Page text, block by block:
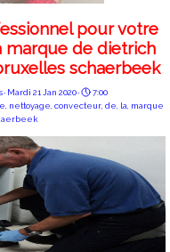
pour votre
marque de dietrich
schaerbeek
· Mardi 21 Jan 2020 ·
7:00
nettoyage convecteur de la marque